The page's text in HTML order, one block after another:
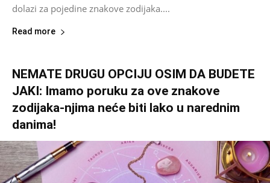
dolazi za pojedine znakove zodijaka....
Read more
NEMATE DRUGU OPCIJU OSIM DA BUDETE
JAKI: Imamo poruku za ove znakove
zodijaka-njima neće biti lako u narednim
danima!